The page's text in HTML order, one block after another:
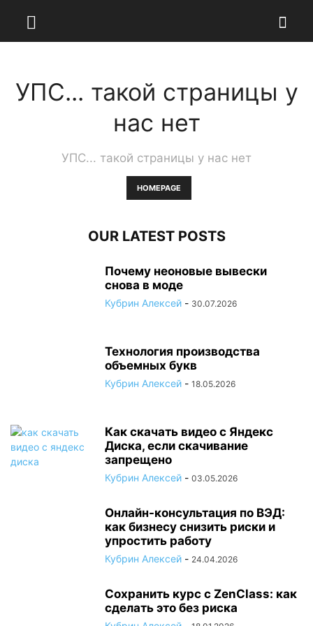
УПС... такой страницы у
нас нет
УПС... такой страницы у нас нет
HOMEPAGE
OUR LATEST POSTS
Почему неоновые вывески
снова в моде
Кубрин Алексей - 30.07.2026
Технология производства
объемных букв
Кубрин Алексей - 18.05.2026
Как скачать видео с Яндекс
Диска, если скачивание
запрещено
Кубрин Алексей - 03.05.2026
Онлайн-консультация по ВЭД:
как бизнесу снизить риски и
упростить работу
Кубрин Алексей - 24.04.2026
Сохранить курс с ZenClass: как
сделать это без риска